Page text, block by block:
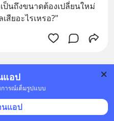
แอป
การณ์เต็มรูปแบบ
นแอป
ป็นถึงขนาดต้องเปลี่ยนใหม่
สียอะไรเหรอ?"